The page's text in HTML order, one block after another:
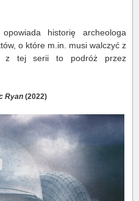
historię archeologa
o które m.in. musi walczyć z
z tej serii to podróż przez
Ryan (2022)